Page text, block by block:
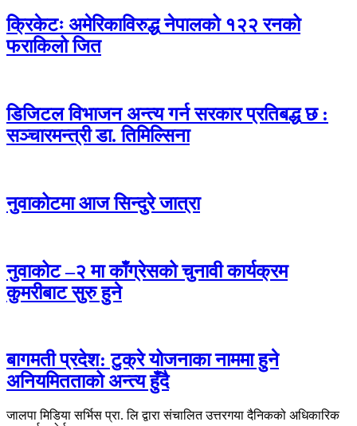
क्रिकेटः अमेरिकाविरुद्ध नेपालको १२२ रनको
फराकिलो जित
डिजिटल विभाजन अन्त्य गर्न सरकार प्रतिबद्ध छ :
सञ्चारमन्त्री डा. तिमिल्सिना
नुवाकोटमा आज सिन्दुरे जात्रा
नुवाकोट –२ मा काँग्रेसको चुनावी कार्यक्रम
कुमरीबाट सुरु हुने
बागमती प्रदेश: टुक्रे योजनाका नाममा हुने
अनियमितताको अन्त्य हुँदै
जालपा मिडिया सर्भिस प्रा. लि द्वारा संचालित उत्तरगया दैनिकको अधिकारिक